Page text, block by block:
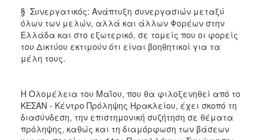
ΕΠΙΚΑΙΡΟΤΗΤΑ
ΕΠΙΣΚΕΠΤΗΣ
§ Συνεργατικός: Ανάπτυξη συνεργασιών μεταξύ
όλων των μελών, αλλά και άλλων Φορέων στην
Ελλάδα και στο εξωτερικό, σε τομείς που οι φορείς
του Δικτύου εκτιμούν ότι είναι βοηθητικοί για τα
μέλη τους.
Η Ολομέλεια του Μαΐου, που θα φιλοξενηθεί από το
ΚΕΣΑΝ - Κέντρο Πρόληψης Ηρακλείου, έχει σκοπό τη
διασύνδεση, την επιστημονική συζήτηση σε θέματα
πρόληψης, καθώς και τη διαμόρφωση των βάσεων